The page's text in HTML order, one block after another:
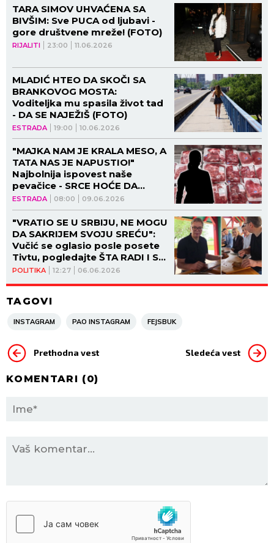
RIJALITI 23:00 11.06.2026
TARA SIMOV UHVAĆENA SA
BIVŠIM: Sve PUCA od ljubavi -
gore društvene mreže! (FOTO)
ESTRADA 19:00 10.06.2026
MLADIĆ HTEO DA SKOČI SA
BRANKOVOG MOSTA:
Voditeljka mu spasila život tad
- DA SE NAJEŽIŠ (FOTO)
ESTRADA 08:00 09.06.2026
"MAJKA NAM JE KRALA MESO, A
TATA NAS JE NAPUSTIO!"
Najbolnija ispovest naše
pevačice - SRCE HOĆE DA
PUKNE!
POLITIKA 12:27 06.06.2026
"VRATIO SE U SRBIJU, NE MOGU
DA SAKRIJEM SVOJU SREĆU":
Vučić se oglasio posle posete
Tivtu, pogledajte ŠTA RADI I S
KIM JE U DRUŠTVU (VIDEO)
TAGOVI
INSTAGRAM PAO INSTAGRAM FEJSBUK
Prethodna vest Sledeća vest
KOMENTARI (0)